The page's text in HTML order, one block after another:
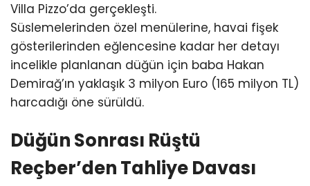
Villa Pizzo’da gerçekleşti.
Süslemelerinden özel menülerine, havai fişek
gösterilerinden eğlencesine kadar her detayı
incelikle planlanan düğün için baba Hakan
Demirağ’ın yaklaşık 3 milyon Euro (165 milyon TL)
harcadığı öne sürüldü.
Düğün Sonrası Rüştü
Reçber’den Tahliye Davası